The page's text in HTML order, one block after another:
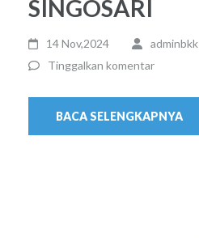
SINGOSARI
14 Nov,2024
adminbkk
Tinggalkan komentar
BACA SELENGKAPNYA